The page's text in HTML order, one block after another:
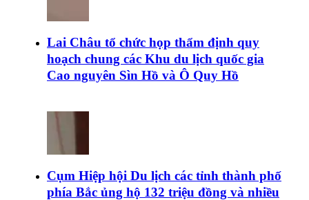
Lai Châu tổ chức họp thẩm định quy
hoạch chung các Khu du lịch quốc gia
Cao nguyên Sìn Hồ và Ô Quy Hồ
Cụm Hiệp hội Du lịch các tỉnh thành phố
phía Bắc ủng hộ 132 triệu đồng và nhiều